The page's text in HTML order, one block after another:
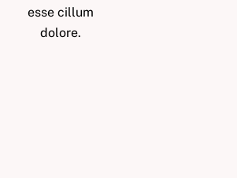
esse cillum
dolore.